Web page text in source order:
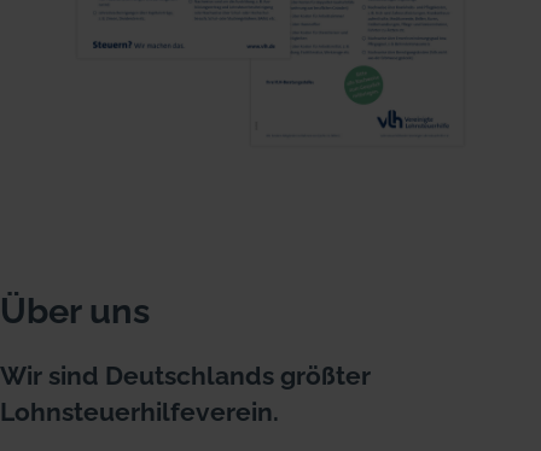
Über uns
Wir sind Deutschlands größter
Lohnsteuerhilfeverein.